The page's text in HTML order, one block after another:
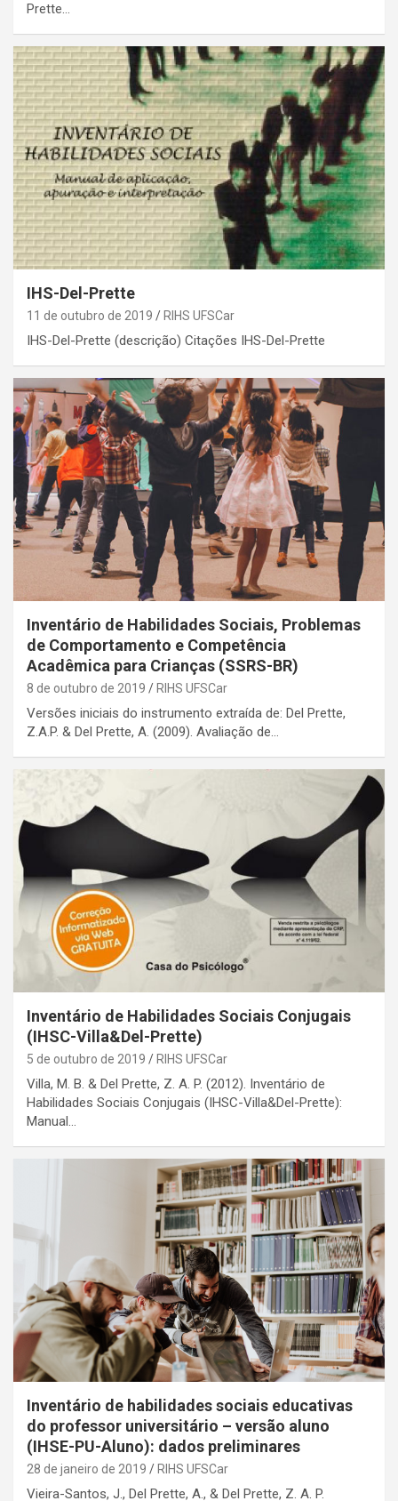
Prette…
IHS-Del-Prette
11 de outubro de 2019 RIHS UFSCar
IHS-Del-Prette (descrição) Citações IHS-Del-Prette
Inventário de Habilidades Sociais, Problemas
de Comportamento e Competência
Acadêmica para Crianças (SSRS-BR)
8 de outubro de 2019 RIHS UFSCar
Versões iniciais do instrumento extraída de: Del Prette,
Z.A.P. & Del Prette, A. (2009). Avaliação de…
Inventário de Habilidades Sociais Conjugais
(IHSC-Villa&Del-Prette)
5 de outubro de 2019 RIHS UFSCar
Villa, M. B. & Del Prette, Z. A. P. (2012). Inventário de
Habilidades Sociais Conjugais (IHSC-Villa&Del-Prette):
Manual…
Inventário de habilidades sociais educativas
do professor universitário – versão aluno
(IHSE-PU-Aluno): dados preliminares
28 de janeiro de 2019 RIHS UFSCar
Vieira-Santos, J., Del Prette, A., & Del Prette, Z. A. P.